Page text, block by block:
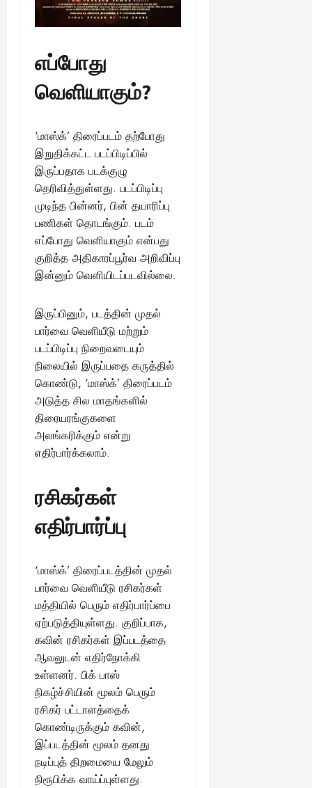
எப்போது
வெளியாகும்?
‘மாஸ்க்’ திரைப்படம் தற்போது
இறுதிக்கட்ட படப்பிடிப்பில்
இருப்பதாக படக்குழு
தெரிவித்துள்ளது. படப்பிடிப்பு
முடிந்த பின்னர், பின் தயாரிப்பு
பணிகள் தொடங்கும். படம்
எப்போது வெளியாகும் என்பது
குறித்த அதிகாரப்பூர்வ அறிவிப்பு
இன்னும் வெளியிடப்படவில்லை.
இருப்பினும், படத்தின் முதல்
பார்வை வெளியீடு மற்றும்
படப்பிடிப்பு நிறைவடையும்
நிலையில் இருப்பதை கருத்தில்
கொண்டு, ‘மாஸ்க்’ திரைப்படம்
அடுத்த சில மாதங்களில்
திரையரங்குகளை
அலங்கரிக்கும் என்று
எதிர்பார்க்கலாம்.
ரசிகர்கள்
எதிர்பார்ப்பு
‘மாஸ்க்’ திரைப்படத்தின் முதல்
பார்வை வெளியீடு ரசிகர்கள்
மத்தியில் பெரும் எதிர்பார்ப்பை
ஏற்படுத்தியுள்ளது. குறிப்பாக,
கவின் ரசிகர்கள் இப்படத்தை
ஆவலுடன் எதிர்நோக்கி
உள்ளனர். பிக் பாஸ்
நிகழ்ச்சியின் மூலம் பெரும்
ரசிகர் பட்டாளத்தைக்
கொண்டிருக்கும் கவின்,
இப்படத்தின் மூலம் தனது
நடிப்புத் திறமையை மேலும்
நிரூபிக்க வாய்ப்புள்ளது.